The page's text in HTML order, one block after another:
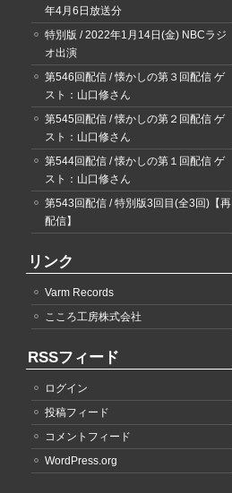
年4月6日放送分
特別版 / 2022年1月14日(金) NBCラジ
オ出演
第546回配信 / 懐かしの第３回配信 ゲ
スト：山口修さん
第545回配信 / 懐かしの第２回配信 ゲ
スト：山口修さん
第544回配信 / 懐かしの第１回配信 ゲ
スト：山口修さん
第543回配信 / 特別版3回目(全3回)【再
配信】
リンク
Varm Records
こころ工房株式会社
RSSフィード
ログイン
投稿フィード
コメントフィード
WordPress.org